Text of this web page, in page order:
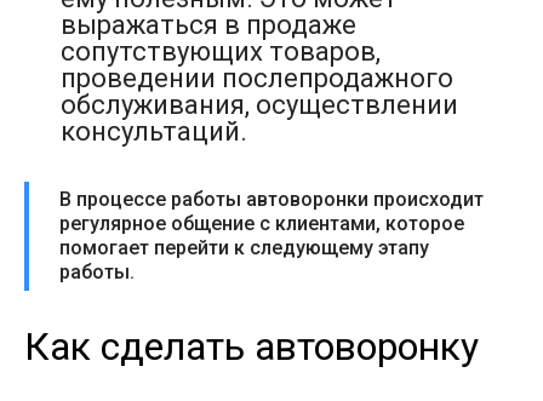
выражаться в продаже
сопутствующих товаров,
проведении послепродажного
обслуживания, осуществлении
консультаций.
В процессе работы автоворонки происходит
регулярное общение с клиентами, которое
помогает перейти к следующему этапу
работы.
Как сделать автоворонку